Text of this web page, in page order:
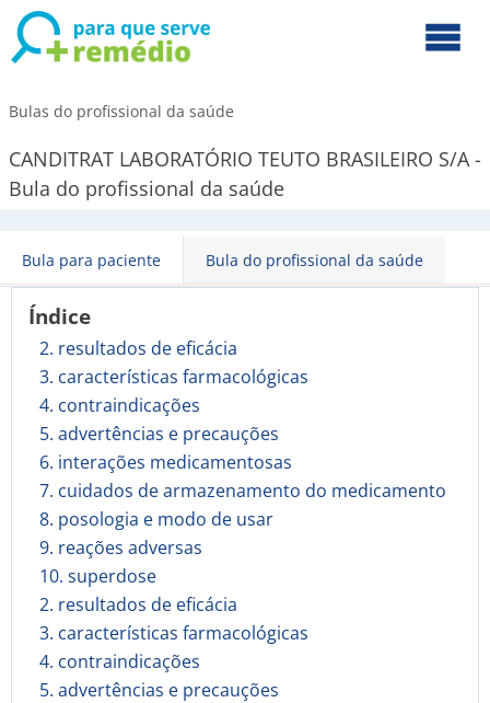
Bulas do profissional da saúde
CANDITRAT LABORATÓRIO TEUTO BRASILEIRO S/A -
Bula do profissional da saúde
Bula para paciente Bula do profissional da saúde
Índice
2. resultados de eficácia
3. características farmacológicas
4. contraindicações
5. advertências e precauções
6. interações medicamentosas
7. cuidados de armazenamento do medicamento
8. posologia e modo de usar
9. reações adversas
10. superdose
2. resultados de eficácia
3. características farmacológicas
4. contraindicações
5. advertências e precauções